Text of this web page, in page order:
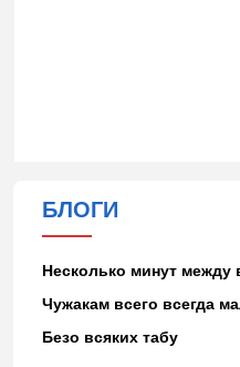
БЛОГИ
Несколько минут
Чужакам всего всегда
Безо всяких табу